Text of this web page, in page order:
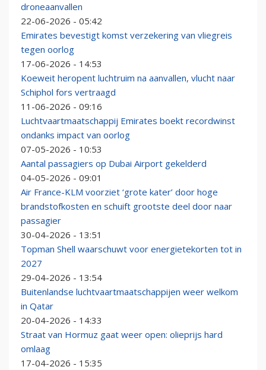
droneaanvallen
22-06-2026 - 05:42
Emirates bevestigt komst verzekering van vliegreis
tegen oorlog
17-06-2026 - 14:53
Koeweit heropent luchtruim na aanvallen, vlucht naar
Schiphol fors vertraagd
11-06-2026 - 09:16
Luchtvaartmaatschappij Emirates boekt recordwinst
ondanks impact van oorlog
07-05-2026 - 10:53
Aantal passagiers op Dubai Airport gekelderd
04-05-2026 - 09:01
Air France-KLM voorziet ‘grote kater’ door hoge
brandstofkosten en schuift grootste deel door naar
passagier
30-04-2026 - 13:51
Topman Shell waarschuwt voor energietekorten tot in
2027
29-04-2026 - 13:54
Buitenlandse luchtvaartmaatschappijen weer welkom
in Qatar
20-04-2026 - 14:33
Straat van Hormuz gaat weer open: olieprijs hard
omlaag
17-04-2026 - 15:35